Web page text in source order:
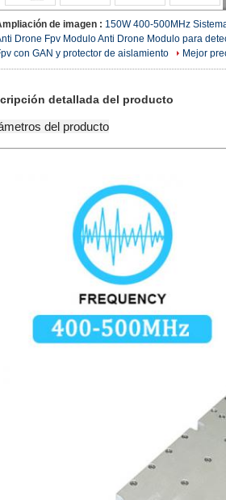
de imagen : 150W 400-500MHz
Drone Fpv Modulo Anti Drone Modulo para
con GAN y protector de aislamiento
Mejor
detallada del producto
del producto